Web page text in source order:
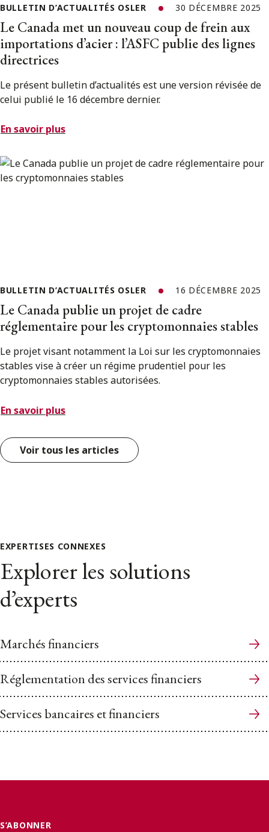
BULLETIN D’ACTUALITÉS OSLER 30 DÉCEMBRE 2025
Le Canada met un nouveau coup de frein aux
importations d’acier : l’ASFC publie des lignes
directrices
Le présent bulletin d’actualités est une version révisée de
celui publié le 16 décembre dernier.
En savoir plus
BULLETIN D’ACTUALITÉS OSLER 16 DÉCEMBRE 2025
Le Canada publie un projet de cadre
réglementaire pour les cryptomonnaies stables
Le projet visant notamment la Loi sur les cryptomonnaies
stables vise à créer un régime prudentiel pour les
cryptomonnaies stables autorisées.
En savoir plus
Voir tous les articles
EXPERTISES CONNEXES
Explorer les solutions
d’experts
Marchés financiers
Réglementation des services financiers
Services bancaires et financiers
S’ABONNER